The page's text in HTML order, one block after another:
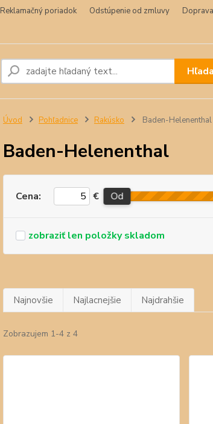
Reklamačný poriadok Odstúpenie od zmluvy
Úvod Pohľadnice Rakúsko Baden-Helenenthal
Baden-Helenenthal
Cena: € Od
skladom
Najnovšie Najlacnejšie Najdrahšie
Zobrazujem 1-4 z 4